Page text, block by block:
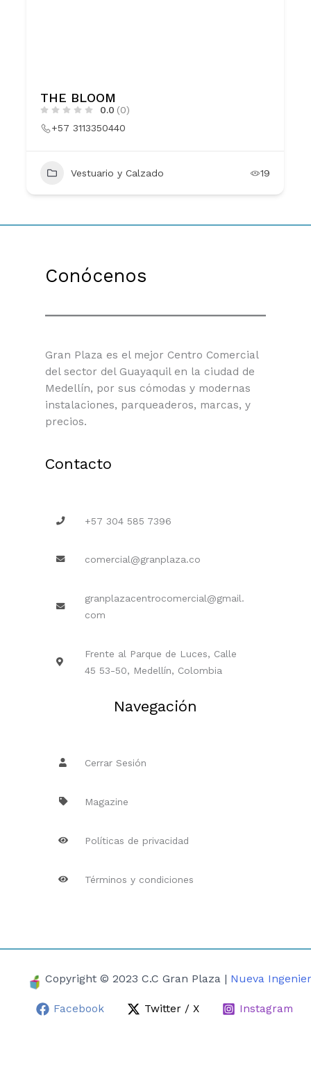
THE BLOOM
0.0 (0)
+57 3113350440
Vestuario y Calzado 19
Conócenos
Gran Plaza es el mejor Centro Comercial
del sector del Guayaquil en la ciudad de
Medellín, por sus cómodas y modernas
instalaciones, parqueaderos, marcas, y
precios.
Contacto
+57 304 585 7396
comercial@granplaza.co
granplazacentrocomercial@gmail.
com
Frente al Parque de Luces, Calle
45 53-50, Medellín, Colombia
Navegación
Cerrar Sesión
Magazine
Políticas de privacidad
Términos y condiciones
Copyright © 2023 C.C Gran Plaza | Nueva
Facebook Twitter / X Instagram